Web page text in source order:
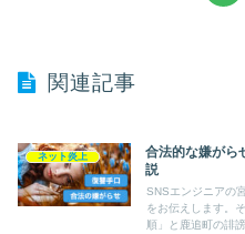
関連記事
ネット炎上
合法的な嫌がら
説
SNSエンジニアの
をお伝えします。
順」と鹿追町の誹